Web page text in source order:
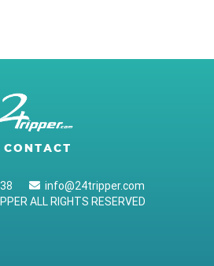
CONTACT
info@24tripper.com
ALL RIGHTS RESERVED